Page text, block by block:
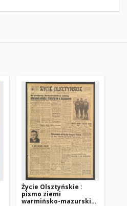
Życie Olsztyńskie :
pismo ziemi
warmińsko-mazurskiej,